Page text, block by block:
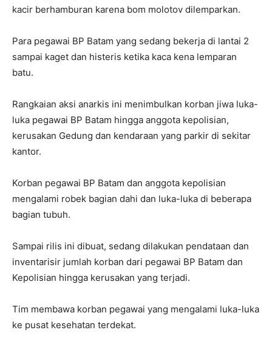
kacir berhamburan karena bom molotov dilemparkan.
Para pegawai BP Batam yang sedang bekerja di lantai 2
sampai kaget dan histeris ketika kaca kena lemparan
batu.
Rangkaian aksi anarkis ini menimbulkan korban jiwa luka-
luka pegawai BP Batam hingga anggota kepolisian,
kerusakan Gedung dan kendaraan yang parkir di sekitar
kantor.
Korban pegawai BP Batam dan anggota kepolisian
mengalami robek bagian dahi dan luka-luka di beberapa
bagian tubuh.
Sampai rilis ini dibuat, sedang dilakukan pendataan dan
inventarisir jumlah korban dari pegawai BP Batam dan
Kepolisian hingga kerusakan yang terjadi.
Tim membawa korban pegawai yang mengalami luka-luka
ke pusat kesehatan terdekat.